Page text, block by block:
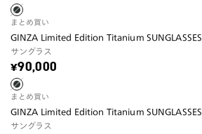
まとめ買い
GINZA Limited Edition Titanium SUNGLASSES
サングラス
¥90,000
まとめ買い
GINZA Limited Edition Titanium SUNGLASSES
サングラス